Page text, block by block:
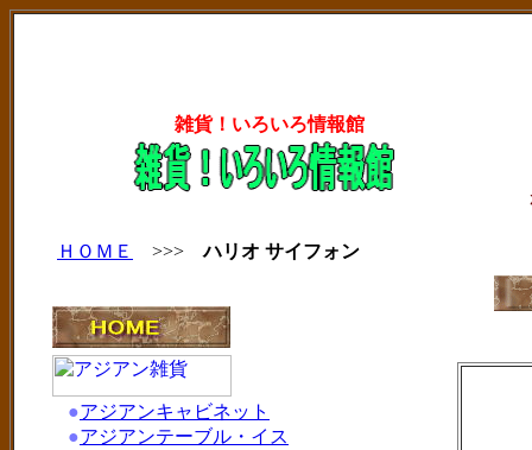
雑貨！いろいろ情報館
ＨＯＭＥ >>>ハリオ サイフォン
●アジアンキャビネット
●アジアンテーブル・イス